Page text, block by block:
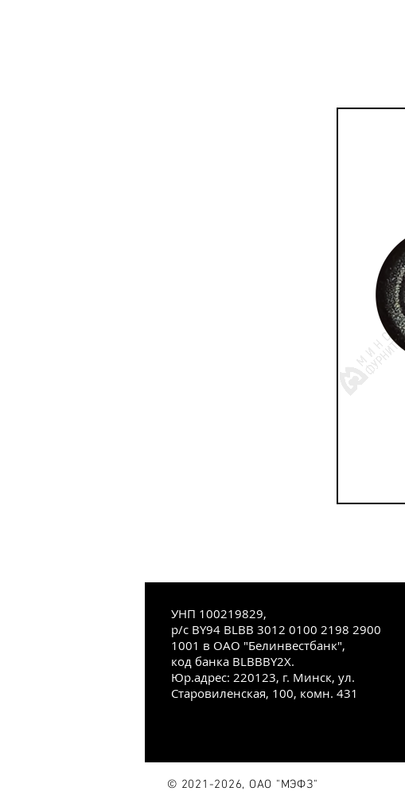
УНП 100219829,
р/с BY94 BLBB 3012 0100 2198 2900
1001 в ОАО "Белинвестбанк",
код банка BLBBBY2X.
Юр.адрес: 220123, г. Минск, ул.
Старовиленская, 100, комн. 431
© 2021-2026, ОАО "МЭФЗ"